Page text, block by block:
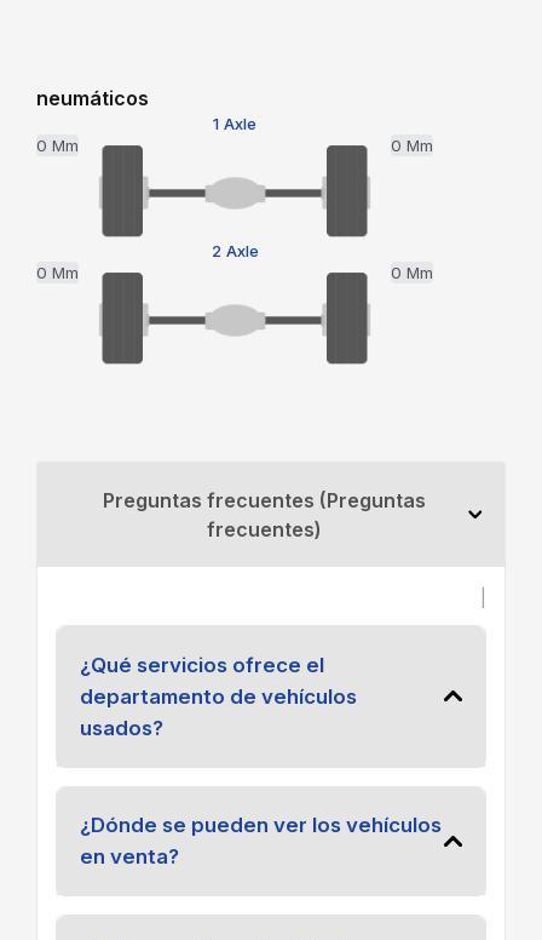
neumáticos
1 Axle
0 Mm
0 Mm
2 Axle
0 Mm
0 Mm
Preguntas frecuentes (Preguntas
frecuentes)
¿Qué servicios ofrece el
departamento de vehículos
usados?
¿Dónde se pueden ver los vehículos
en venta?